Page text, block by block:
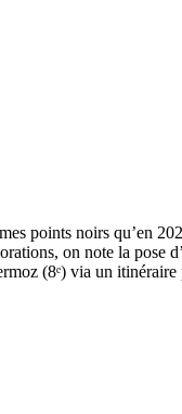
points noirs qu’en
on note la pose
(8ᵉ) via un